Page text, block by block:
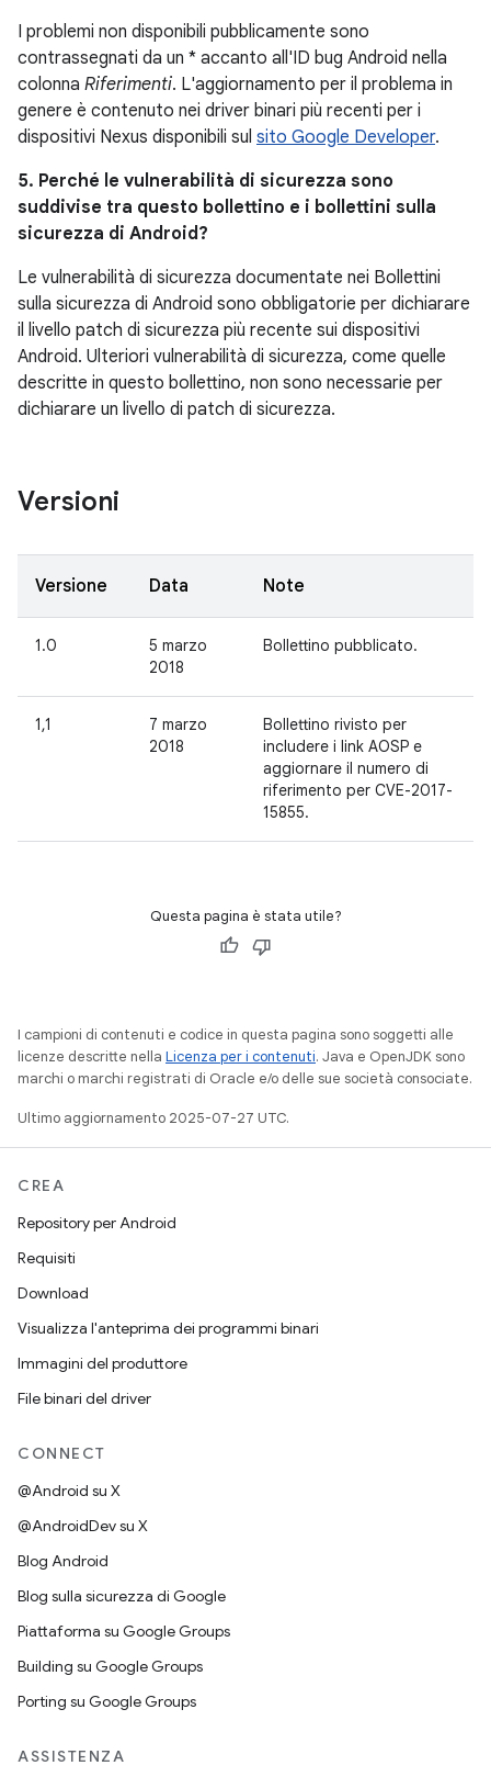
I problemi non disponibili pubblicamente sono
contrassegnati da un * accanto all'ID bug Android nella
colonna Riferimenti. L'aggiornamento per il problema in
genere è contenuto nei driver binari più recenti per i
dispositivi Nexus disponibili sul sito Google Developer.
5. Perché le vulnerabilità di sicurezza sono
suddivise tra questo bollettino e i bollettini sulla
sicurezza di Android?
Le vulnerabilità di sicurezza documentate nei Bollettini
sulla sicurezza di Android sono obbligatorie per dichiarare
il livello patch di sicurezza più recente sui dispositivi
Android. Ulteriori vulnerabilità di sicurezza, come quelle
descritte in questo bollettino, non sono necessarie per
dichiarare un livello di patch di sicurezza.
Versioni
Versione Data Note
1.0
5 marzo
2018
Bollettino pubblicato.
1,1
7 marzo
2018
Bollettino rivisto per
includere i link AOSP e
aggiornare il numero di
riferimento per CVE-2017-
15855.
Questa pagina è stata utile?
I campioni di contenuti e codice in questa pagina sono soggetti alle
licenze descritte nella Licenza per i contenuti. Java e OpenJDK sono
marchi o marchi registrati di Oracle e/o delle sue società consociate.
Ultimo aggiornamento 2025-07-27 UTC.
CREA
Repository per Android
Requisiti
Download
Visualizza l'anteprima dei programmi binari
Immagini del produttore
File binari del driver
CONNECT
@Android su X
@AndroidDev su X
Blog Android
Blog sulla sicurezza di Google
Piattaforma su Google Groups
Building su Google Groups
Porting su Google Groups
ASSISTENZA